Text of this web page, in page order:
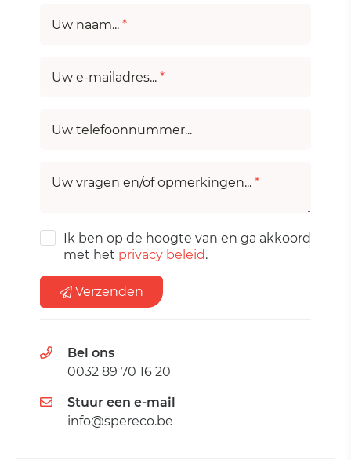
Uw naam... *
Uw e-mailadres... *
Uw telefoonnummer...
Uw vragen en/of opmerkingen... *
Ik ben op de hoogte van en ga akkoord
met het privacy beleid.
Verzenden
Bel ons
0032 89 70 16 20
Stuur een e-mail
info@spereco.be